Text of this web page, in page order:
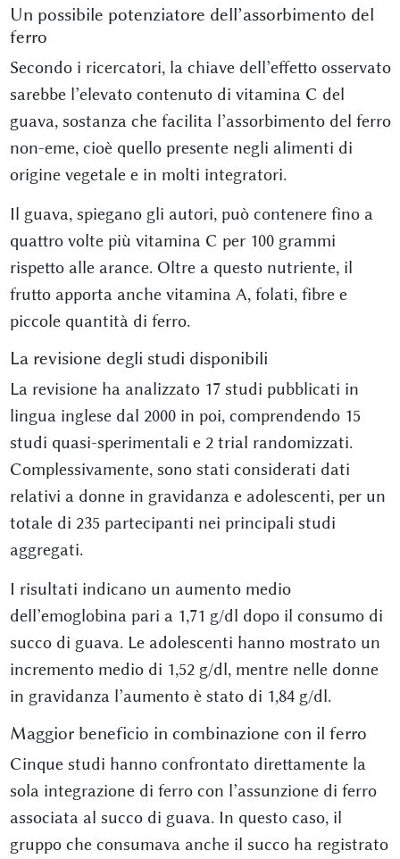
Un possibile potenziatore dell’assorbimento del
ferro
Secondo i ricercatori, la chiave dell’effetto osservato
sarebbe l’elevato contenuto di vitamina C del
guava, sostanza che facilita l’assorbimento del ferro
non-eme, cioè quello presente negli alimenti di
origine vegetale e in molti integratori.
Il guava, spiegano gli autori, può contenere fino a
quattro volte più vitamina C per 100 grammi
rispetto alle arance. Oltre a questo nutriente, il
frutto apporta anche vitamina A, folati, fibre e
piccole quantità di ferro.
La revisione degli studi disponibili
La revisione ha analizzato 17 studi pubblicati in
lingua inglese dal 2000 in poi, comprendendo 15
studi quasi-sperimentali e 2 trial randomizzati.
Complessivamente, sono stati considerati dati
relativi a donne in gravidanza e adolescenti, per un
totale di 235 partecipanti nei principali studi
aggregati.
I risultati indicano un aumento medio
dell’emoglobina pari a 1,71 g/dl dopo il consumo di
succo di guava. Le adolescenti hanno mostrato un
incremento medio di 1,52 g/dl, mentre nelle donne
in gravidanza l’aumento è stato di 1,84 g/dl.
Maggior beneficio in combinazione con il ferro
Cinque studi hanno confrontato direttamente la
sola integrazione di ferro con l’assunzione di ferro
associata al succo di guava. In questo caso, il
gruppo che consumava anche il succo ha registrato